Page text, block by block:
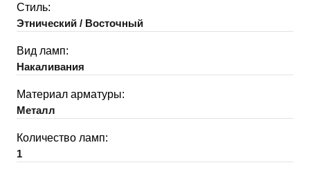
Стиль:
Этнический / Восточный
Вид ламп:
Накаливания
Материал арматуры:
Металл
Количество ламп:
1